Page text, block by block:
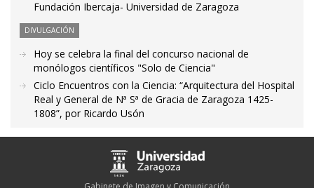
Fundación Ibercaja- Universidad de Zaragoza
DIVULGACIÓN
Hoy se celebra la final del concurso nacional de
monólogos científicos "Solo de Ciencia"
Ciclo Encuentros con la Ciencia: “Arquitectura del Hospital
Real y General de Nª Sª de Gracia de Zaragoza 1425-
1808”, por Ricardo Usón